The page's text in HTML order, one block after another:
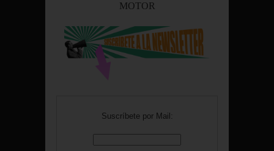
MOTOR
Suscríbete por Mail: